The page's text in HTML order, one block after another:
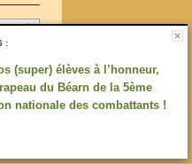
:
(super) élèves à l’honneur,
du Béarn de la 5ème
nationale des combattants !